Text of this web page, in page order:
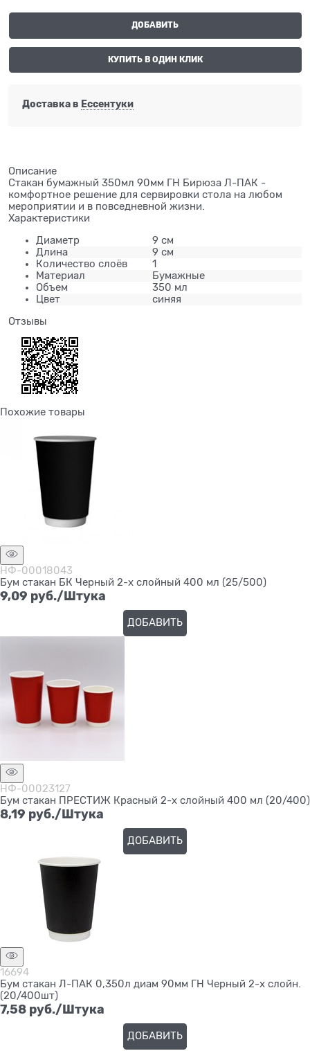
ДОБАВИТЬ
КУПИТЬ В ОДИН КЛИК
Доставка в Ессентуки
Описание
Стакан бумажный 350мл 90мм ГН Бирюза Л-ПАК -
комфортное решение для сервировки стола на любом
мероприятии и в повседневной жизни.
Характеристики
Диаметр
9 см
Длина
9 см
Количество слоёв
1
Материал
Бумажные
Объем
350 мл
Цвет
синяя
Отзывы
Похожие товары
НФ-00018043
Бум стакан БК Черный 2-х слойный 400 мл (25/500)
9,09 руб./Штука
ДОБАВИТЬ
НФ-00023127
Бум стакан ПРЕСТИЖ Красный 2-х слойный 400 мл (20/400)
8,19 руб./Штука
ДОБАВИТЬ
16694
Бум стакан Л-ПАК 0,350л диам 90мм ГН Черный 2-х слойн.
(20/400шт)
7,58 руб./Штука
ДОБАВИТЬ